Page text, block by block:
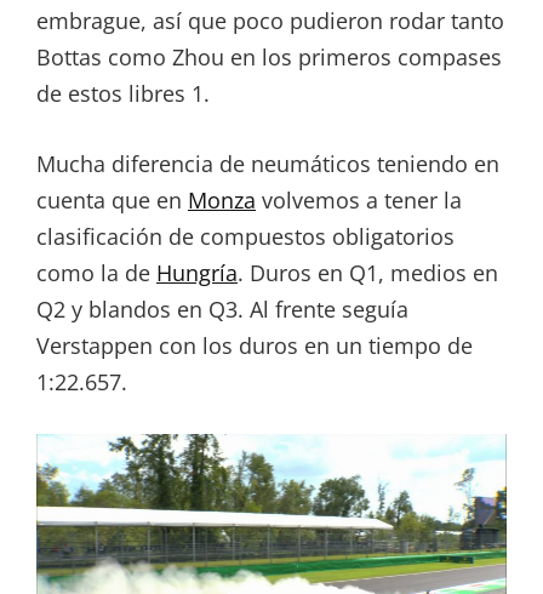
embrague, así que poco pudieron rodar tanto
Bottas como Zhou en los primeros compases
de estos libres 1.
Mucha diferencia de neumáticos teniendo en
cuenta que en Monza volvemos a tener la
clasificación de compuestos obligatorios
como la de Hungría. Duros en Q1, medios en
Q2 y blandos en Q3. Al frente seguía
Verstappen con los duros en un tiempo de
1:22.657.